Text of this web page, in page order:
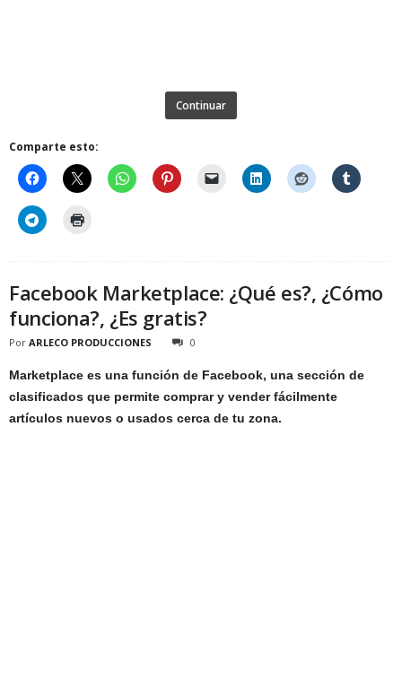
Continuar
Comparte esto:
Facebook Marketplace: ¿Qué es?, ¿Cómo
funciona?, ¿Es gratis?
Por ARLECO PRODUCCIONES 0
Marketplace es una función de Facebook, una sección de
clasificados que permite comprar y vender fácilmente
artículos nuevos o usados cerca de tu zona.